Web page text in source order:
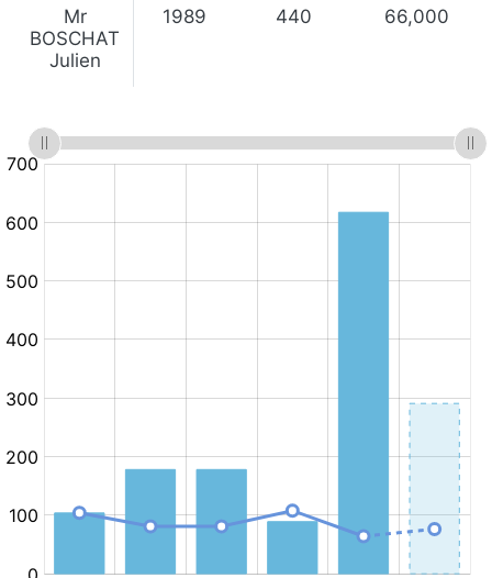
Mr
BOSCHAT
Julien
1989 440 66,000
Minutes
10.km/h